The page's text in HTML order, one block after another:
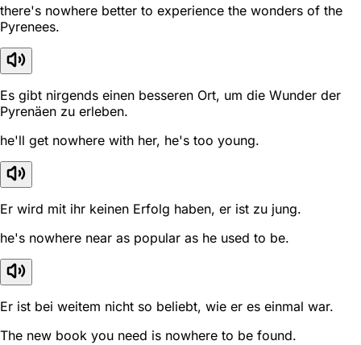
there's nowhere better to experience the wonders of the
Pyrenees.
Es gibt nirgends einen besseren Ort, um die Wunder der
Pyrenäen zu erleben.
he'll get nowhere with her, he's too young.
Er wird mit ihr keinen Erfolg haben, er ist zu jung.
he's nowhere near as popular as he used to be.
Er ist bei weitem nicht so beliebt, wie er es einmal war.
The new book you need is nowhere to be found.